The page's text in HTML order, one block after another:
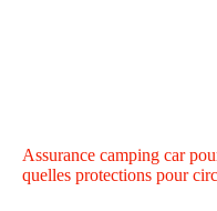
Assurance camping car
quelles protections pour